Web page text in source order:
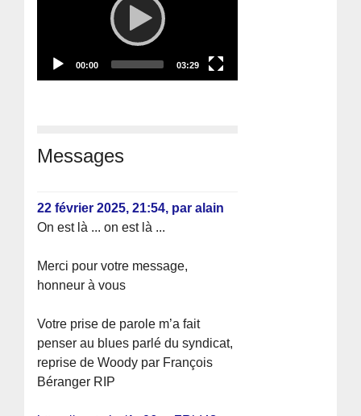
Current
00:00
Total
duration
03:29
Messages
22 février 2025, 21:54, paralain
On est là ... on est là ...
Merci pour votre message,
honneur à vous
Votre prise de parole m’a fait
penser au blues parlé du syndicat,
reprise de Woody par François
Béranger RIP